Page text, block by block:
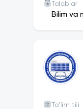
Talablar
Bilim va
Ta'lim tili